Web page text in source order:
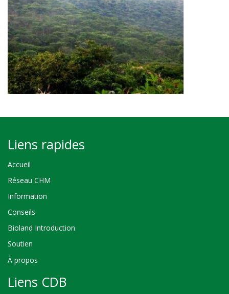
Liens rapides
Accueil
Réseau CHM
Information
Conseils
Bioland Introduction
Soutien
À propos
Liens CDB